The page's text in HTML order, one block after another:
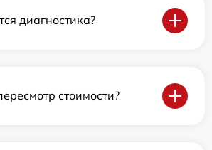
диагностика?
стоимости?